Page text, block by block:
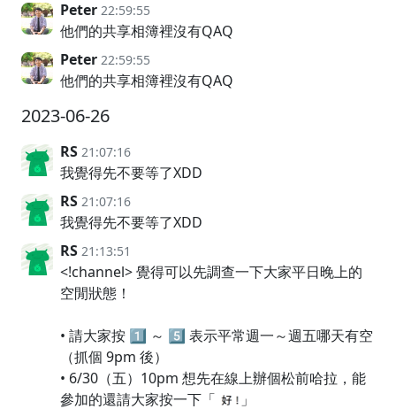
Peter 22:59:55
他們的共享相簿裡沒有QAQ
Peter 22:59:55
他們的共享相簿裡沒有QAQ
2023-06-26
RS 21:07:16
我覺得先不要等了XDD
RS 21:07:16
我覺得先不要等了XDD
RS 21:13:51
<!channel> 覺得可以先調查一下大家平日晚上的
空閒狀態！
• 請大家按 1️⃣ ～ 5️⃣ 表示平常週一～週五哪天有空
（抓個 9pm 後）
• 6/30（五）10pm 想先在線上辦個松前哈拉，能
參加的還請大家按一下「
」